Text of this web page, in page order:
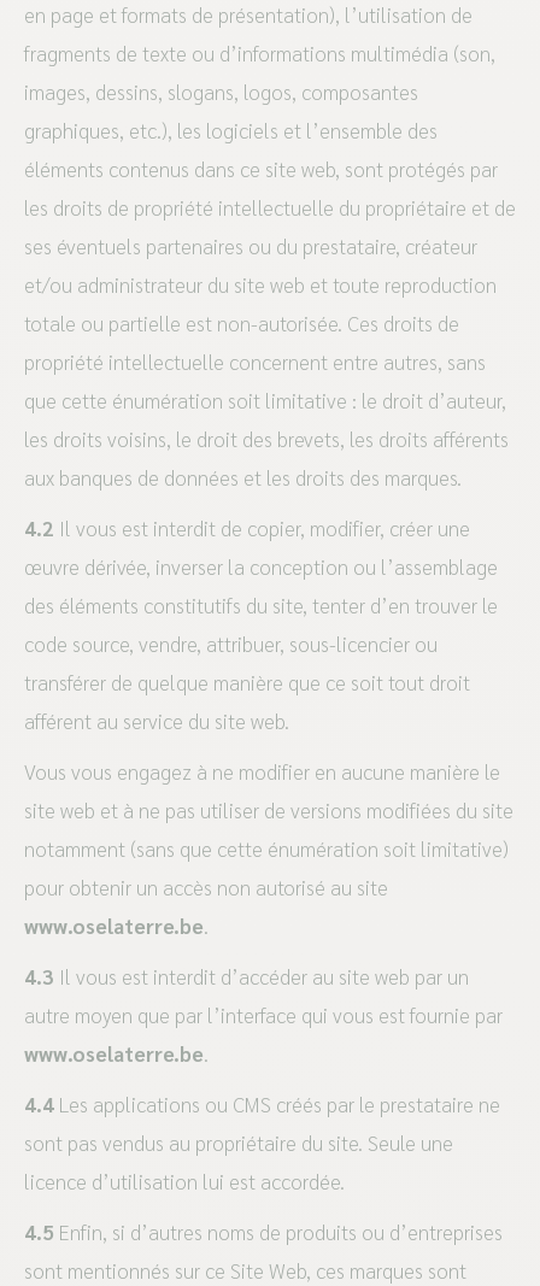
en page et formats de présentation), l’utilisation de
fragments de texte ou d’informations multimédia (son,
images, dessins, slogans, logos, composantes
graphiques, etc.), les logiciels et l’ensemble des
éléments contenus dans ce site web, sont protégés par
les droits de propriété intellectuelle du propriétaire et de
ses éventuels partenaires ou du prestataire, créateur
et/ou administrateur du site web et toute reproduction
totale ou partielle est non-autorisée. Ces droits de
propriété intellectuelle concernent entre autres, sans
que cette énumération soit limitative : le droit d’auteur,
les droits voisins, le droit des brevets, les droits afférents
aux banques de données et les droits des marques.
4.2 Il vous est interdit de copier, modifier, créer une
œuvre dérivée, inverser la conception ou l’assemblage
des éléments constitutifs du site, tenter d’en trouver le
code source, vendre, attribuer, sous-licencier ou
transférer de quelque manière que ce soit tout droit
afférent au service du site web.
Vous vous engagez à ne modifier en aucune manière le
site web et à ne pas utiliser de versions modifiées du site
notamment (sans que cette énumération soit limitative)
pour obtenir un accès non autorisé au site
www.oselaterre.be.
4.3 Il vous est interdit d’accéder au site web par un
autre moyen que par l’interface qui vous est fournie par
www.oselaterre.be.
4.4 Les applications ou CMS créés par le prestataire ne
sont pas vendus au propriétaire du site. Seule une
licence d’utilisation lui est accordée.
4.5 Enfin, si d’autres noms de produits ou d’entreprises
sont mentionnés sur ce Site Web, ces marques sont